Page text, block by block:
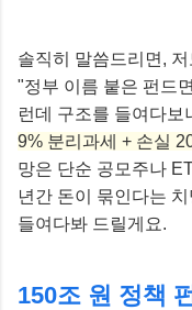
솔직히 말씀드리면,
"정부 이름 붙은 펀드
런데 구조를 들여다보
9% 분리과세 + 손실
망은 단순 공모주나
년간 돈이 묶인다는
들여다봐 드릴게요.
150조 원 정책